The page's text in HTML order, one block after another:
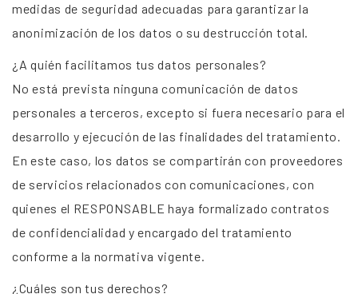
medidas de seguridad adecuadas para garantizar la
anonimización de los datos o su destrucción total.
¿A quién facilitamos tus datos personales?
No está prevista ninguna comunicación de datos
personales a terceros, excepto si fuera necesario para el
desarrollo y ejecución de las finalidades del tratamiento.
En este caso, los datos se compartirán con proveedores
de servicios relacionados con comunicaciones, con
quienes el RESPONSABLE haya formalizado contratos
de confidencialidad y encargado del tratamiento
conforme a la normativa vigente.
¿Cuáles son tus derechos?